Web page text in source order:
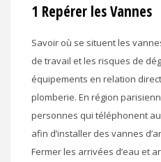
1 Repérer les Vannes
Savoir où se situent les
de travail et les risques de
équipements en relation
plomberie. En région
personnes qui téléphonent au
afin d’installer des vannes
Fermer les arrivées d’eau et